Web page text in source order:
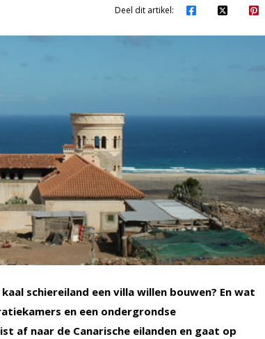
Deel dit artikel:
schiereiland een villa willen bouwen? En wat
en een ondergrondse
af naar de Canarische eilanden en gaat op